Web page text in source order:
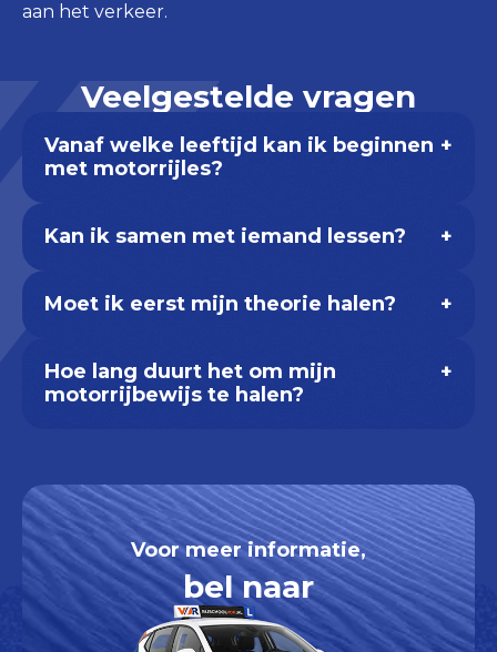
aan het verkeer.
Veelgestelde vragen
Vanaf welke leeftijd kan ik beginnen
met motorrijles?
+
Kan ik samen met iemand lessen? +
Moet ik eerst mijn theorie halen? +
Hoe lang duurt het om mijn
motorrijbewijs te halen?
+
Voor meer informatie,
bel naar